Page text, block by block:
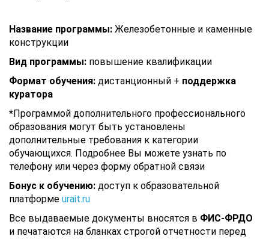
Название программы: Железобетонные и каменные
конструкции
Вид программы: повышение квалификации
Формат обучения: дистанционный + поддержка
куратора
*Программой дополнительного профессионального
образования могут быть установлены
дополнительные требования к категории
обучающихся. Подробнее Вы можете узнать по
телефону или через форму обратной связи
Бонус к обучению: доступ к образовательной
платформе urait.ru
Все выдаваемые документы вносятся в ФИС-ФРДО
и печатаются на бланках строгой отчетности перед